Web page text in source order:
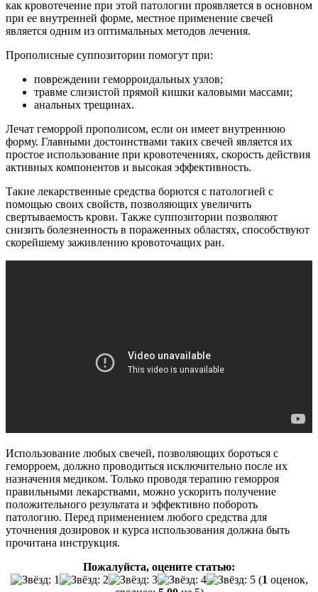
как кровотечение при этой патологии проявляется в основном
при ее внутренней форме, местное применение свечей
является одним из оптимальных методов лечения.
Прополисные суппозитории помогут при:
повреждении геморроидальных узлов;
травме слизистой прямой кишки каловыми массами;
анальных трещинах.
Лечат геморрой прополисом, если он имеет внутреннюю
форму. Главными достоинствами таких свечей является их
простое использование при кровотечениях, скорость действия
активных компонентов и высокая эффективность.
Такие лекарственные средства борются с патологией с
помощью своих свойств, позволяющих увеличить
свертываемость крови. Также суппозитории позволяют
снизить болезненность в пораженных областях, способствуют
скорейшему заживлению кровоточащих ран.
Использование любых свечей, позволяющих бороться с
геморроем, должно проводиться исключительно после их
назначения медиком. Только проводя терапию геморроя
правильными лекарствами, можно ускорить получение
положительного результата и эффективно побороть
патологию. Перед применением любого средства для
уточнения дозировок и курса использования должна быть
прочитана инструкция.
Пожалуйста, оцените статью:
(1 оценок,